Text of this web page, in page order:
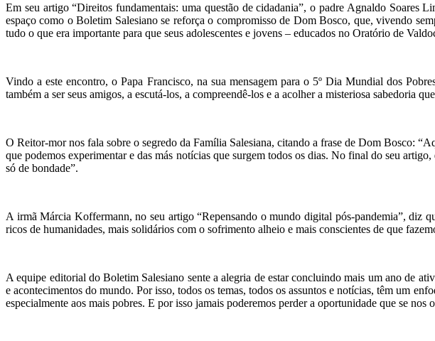
Em seu artigo “Direitos fundamentais: uma questão de cidadania”, o padre Agnaldo
espaço como o Boletim Salesiano se reforça o compromisso de Dom Bosco, que, vivendo
tudo o que era importante para que seus adolescentes e jovens – educados no Oratório de
Vindo a este encontro, o Papa Francisco, na sua mensagem para o 5º Dia Mundial dos
também a ser seus amigos, a escutá-los, a compreendê-los e a acolher a misteriosa sabedoria
O Reitor-mor nos fala sobre o segredo da Família Salesiana, citando a frase de Dom Bosco:
que podemos experimentar e das más notícias que surgem todos os dias. No final do seu
só de bondade”.
A irmã Márcia Koffermann, no seu artigo “Repensando o mundo digital pós-pandemia”, diz
ricos de humanidades, mais solidários com o sofrimento alheio e mais conscientes de que
A equipe editorial do Boletim Salesiano sente a alegria de estar concluindo mais um ano de
e acontecimentos do mundo. Por isso, todos os temas, todos os assuntos e notícias, têm um
especialmente aos mais pobres. E por isso jamais poderemos perder a oportunidade que se nos